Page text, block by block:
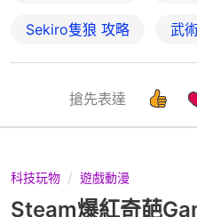
Sekiro隻狼 攻略 武
搶先表達
科技玩物 遊戲動漫
Steam爆紅奇葩